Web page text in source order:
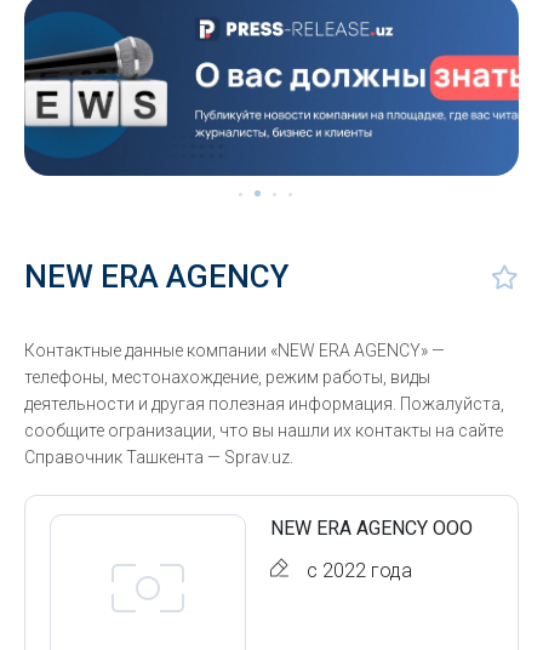
NEW ERA AGENCY
Контактные данные компании «NEW ERA AGENCY» —
телефоны, местонахождение, режим работы, виды
деятельности и другая полезная информация. Пожалуйста,
сообщите огранизации, что вы нашли их контакты на сайте
Справочник Ташкента — Sprav.uz.
NEW ERA AGENCY ООО
с 2022 года